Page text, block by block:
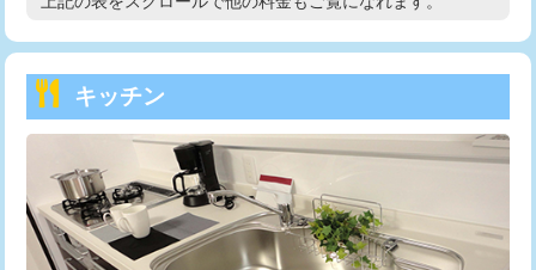
持込商品取付（普通便座⇔温水洗浄便
22,000円
給水管工事※（ホール加工)
給水管工事※（バンド止め) 3,300円
給水管工事※（支持金具設置) 5,500円
給水管工事※（保温材使用（バンド止
5,500円
高度高圧洗浄換 現地調査
トーラー機使用/3mまで
追加トーラー機使用/3m超え +3,300円
カメラ調査 33,000円
桝清掃 8,800円
キッチン